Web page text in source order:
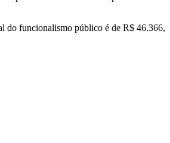
do funcionalismo público é de R$ 46.366,